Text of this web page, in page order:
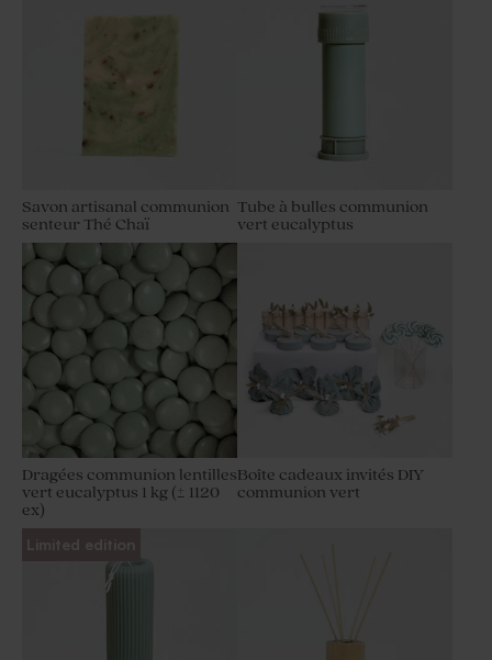
Savon artisanal communion
senteur Thé Chaï
Tube à bulles communion
vert eucalyptus
Dragées communion lentilles
vert eucalyptus 1 kg (± 1120
ex)
Boîte cadeaux invités DIY
communion vert
Limited edition